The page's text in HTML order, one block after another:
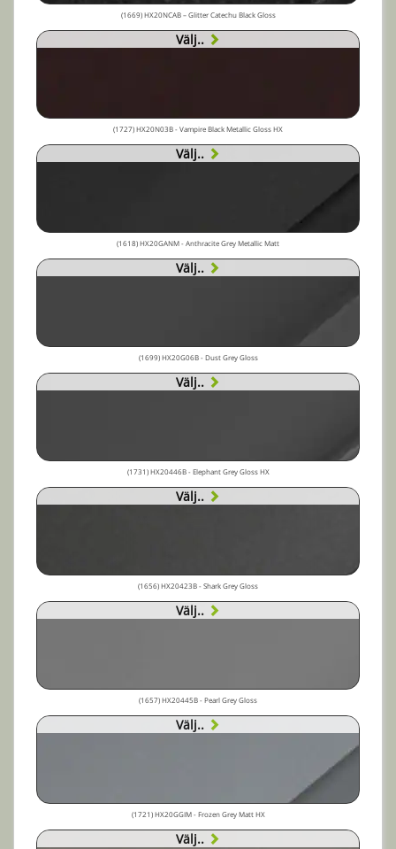
(1669) HX20NCAB – Glitter Catechu Black Gloss
Välj..
(1727) HX20N03B - Vampire Black Metallic Gloss HX
Välj..
(1618) HX20GANM - Anthracite Grey Metallic Matt
Välj..
(1699) HX20G06B - Dust Grey Gloss
Välj..
(1731) HX20446B - Elephant Grey Gloss HX
Välj..
(1656) HX20423B - Shark Grey Gloss
Välj..
(1657) HX20445B - Pearl Grey Gloss
Välj..
(1721) HX20GGIM - Frozen Grey Matt HX
Välj..